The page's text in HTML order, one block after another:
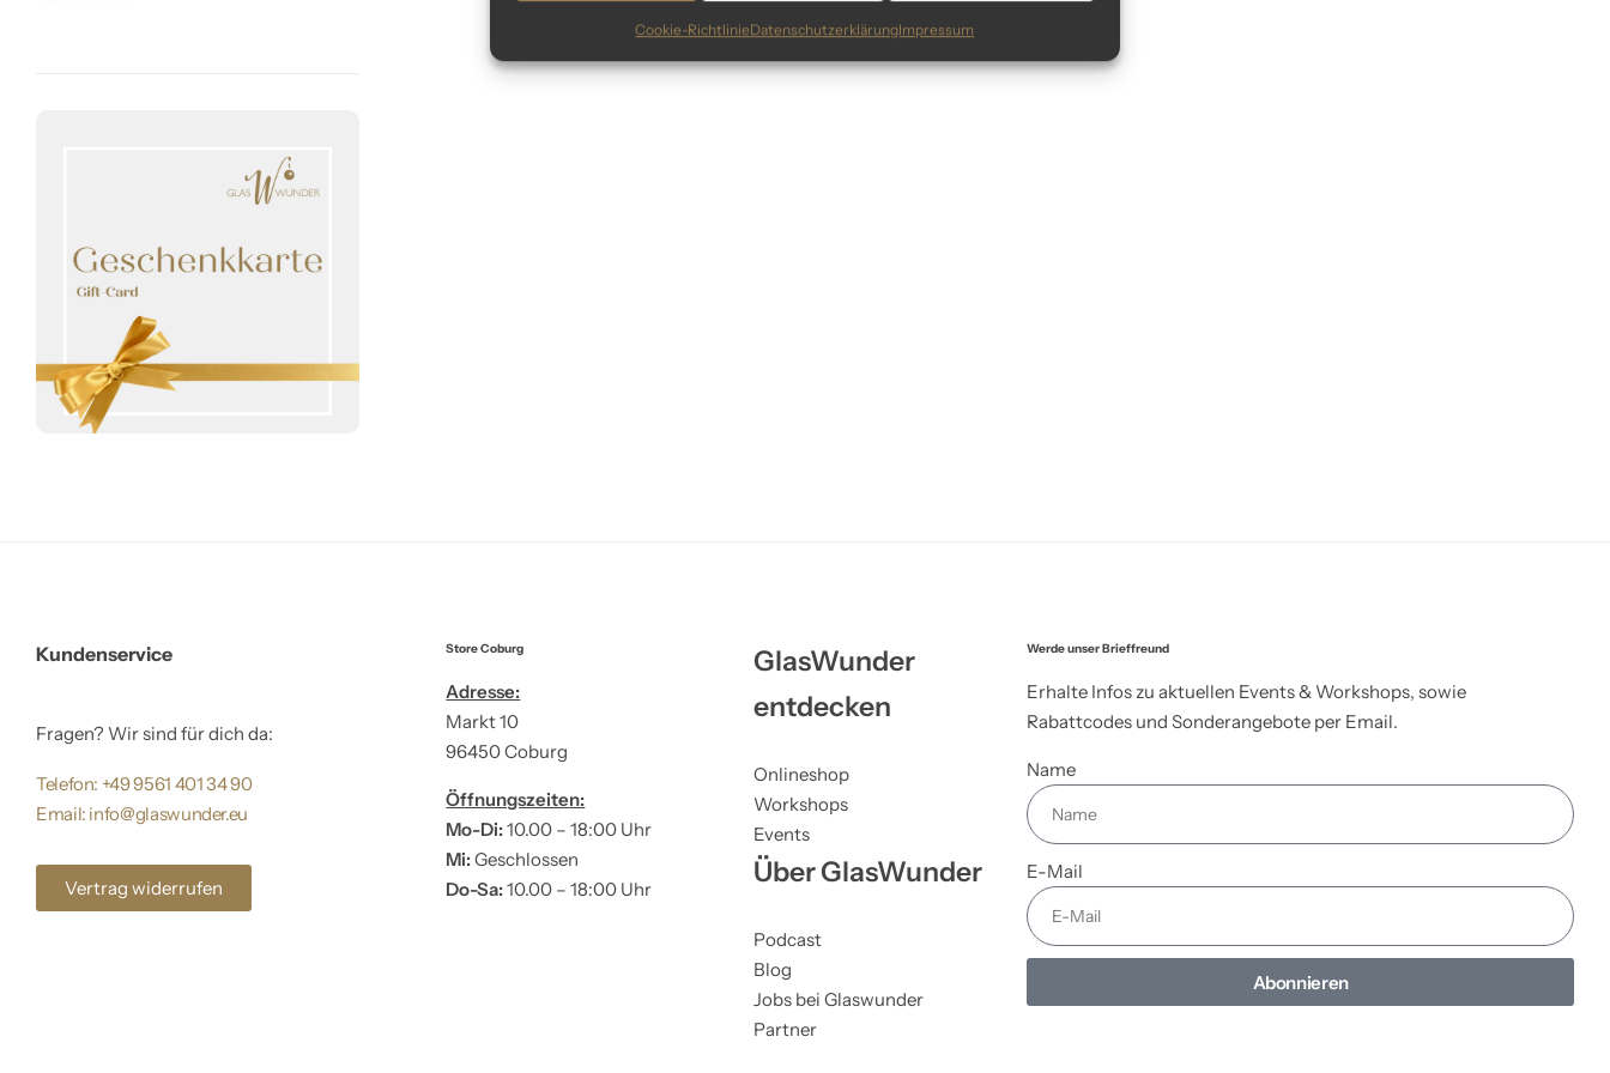
Cookie-RichtlinieDatenschutzerklärungImpressum
Kundenservice
Fragen? Wir sind für dich da:
Telefon: +49 9561 401 34 90
Email: info@glaswunder.eu
Vertrag widerrufen
Store Coburg
Adresse:
Markt 10
96450 Coburg
Öffnungszeiten:
Mo-Di:10.00 – 18:00 Uhr
Mi:Geschlossen
Do-Sa:10.00 – 18:00 Uhr
GlasWunder
entdecken
Onlineshop
Workshops
Events
Über GlasWunder
Podcast
Blog
Jobs bei Glaswunder
Partner
Werde unser Brieffreund
Erhalte Infos zu aktuellen Events & Workshops, sowie
Rabattcodes und Sonderangebote per Email.
Name
E-Mail
Abonnieren